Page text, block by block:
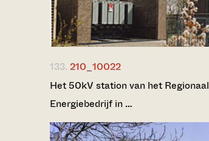
133. 210_10022
Het 50kV station van het Regionaal
Energiebedrijf in …